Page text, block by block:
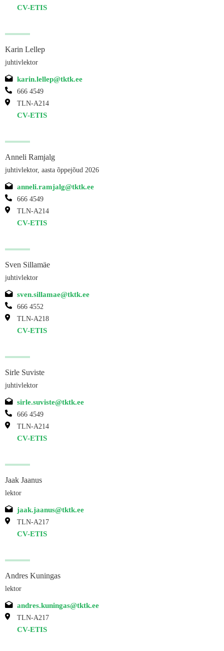
CV-ETIS
Karin Lellep
juhtivlektor
karin.lellep@tktk.ee
666 4549
TLN-A214
CV-ETIS
Anneli Ramjalg
juhtivlektor, aasta õppejõud 2026
anneli.ramjalg@tktk.ee
666 4549
TLN-A214
CV-ETIS
Sven Sillamäe
juhtivlektor
sven.sillamae@tktk.ee
666 4552
TLN-A218
CV-ETIS
Sirle Suviste
juhtivlektor
sirle.suviste@tktk.ee
666 4549
TLN-A214
CV-ETIS
Jaak Jaanus
lektor
jaak.jaanus@tktk.ee
TLN-A217
CV-ETIS
Andres Kuningas
lektor
andres.kuningas@tktk.ee
TLN-A217
CV-ETIS